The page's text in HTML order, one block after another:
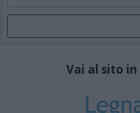
Vai al sito